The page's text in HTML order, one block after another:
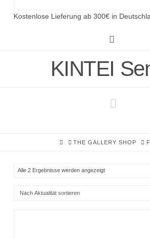
Kostenlose Lieferung ab 300€ in
KINTEI
HOMETHE GALLERY SHOP
Alle 2 Ergebnisse werden angezeigtNach